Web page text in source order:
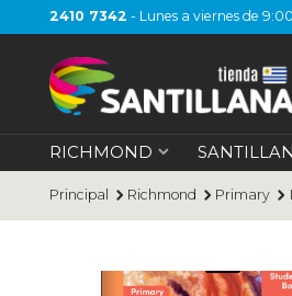
2410 7342 - Lunes a viernes de
RICHMOND
Principal Richmond Primary